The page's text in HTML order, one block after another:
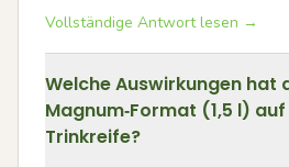
Vollständige Antwort lesen →
Welche Auswirkungen hat
Magnum‑Format (1,5 l)
Trinkreife?